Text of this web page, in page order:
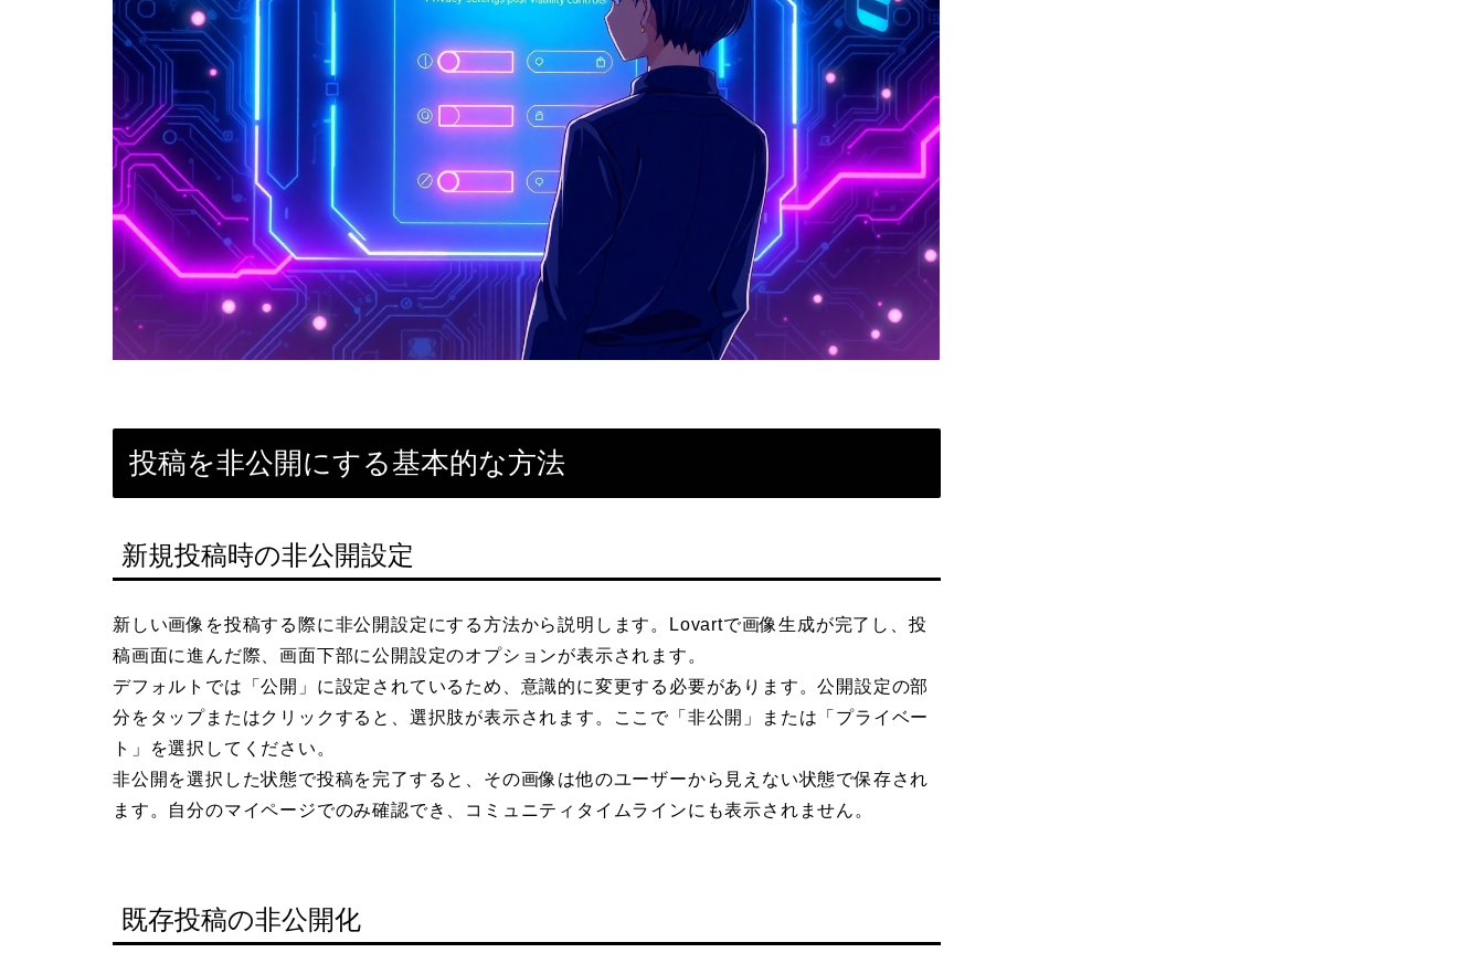
投稿を非公開にする基本的な方法
新規投稿時の非公開設定
新しい画像を投稿する際に非公開設定にする方法から説明します。Lovartで画像生成が完了し、投
稿画面に進んだ際、画面下部に公開設定のオプションが表示されます。
デフォルトでは「公開」に設定されているため、意識的に変更する必要があります。公開設定の部
分をタップまたはクリックすると、選択肢が表示されます。ここで「非公開」または「プライベー
ト」を選択してください。
非公開を選択した状態で投稿を完了すると、その画像は他のユーザーから見えない状態で保存され
ます。自分のマイページでのみ確認でき、コミュニティタイムラインにも表示されません。
既存投稿の非公開化